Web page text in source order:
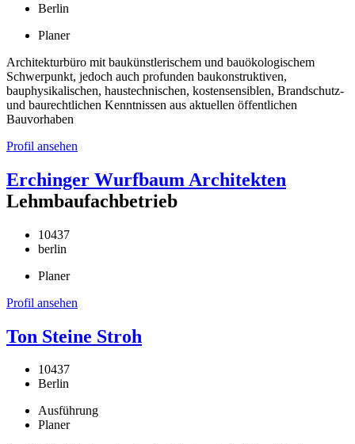
Berlin
Planer
Architekturbüro mit baukünstlerischem und bauökologischem
Schwerpunkt, jedoch auch profunden baukonstruktiven,
bauphysikalischen, haustechnischen, kostensensiblen, Brandschutz-
und baurechtlichen Kenntnissen aus aktuellen öffentlichen
Bauvorhaben
Profil ansehen
Erchinger Wurfbaum Architekten
Lehmbaufachbetrieb
10437
berlin
Planer
Profil ansehen
Ton Steine Stroh
10437
Berlin
Ausführung
Planer